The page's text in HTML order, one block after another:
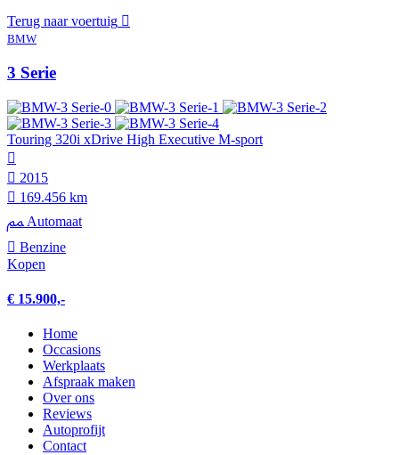
Terug naar voertuig
BMW
3 Serie
Touring 320i xDrive High Executive M-sport
2015
169.456 km
Automaat
Benzine
Kopen
€ 15.900,-
Home
Occasions
Werkplaats
Afspraak maken
Over ons
Reviews
Autoprofijt
Contact